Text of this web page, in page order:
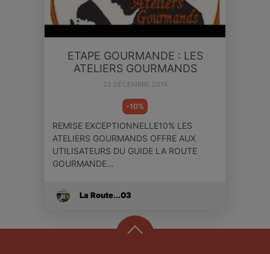
ETAPE GOURMANDE : LES
ATELIERS GOURMANDS
22 DÉCEMBRE 2014
-10%
REMISE EXCEPTIONNELLE10% LES
ATELIERS GOURMANDS OFFRE AUX
UTILISATEURS DU GUIDE LA ROUTE
GOURMANDE…
La Route...03